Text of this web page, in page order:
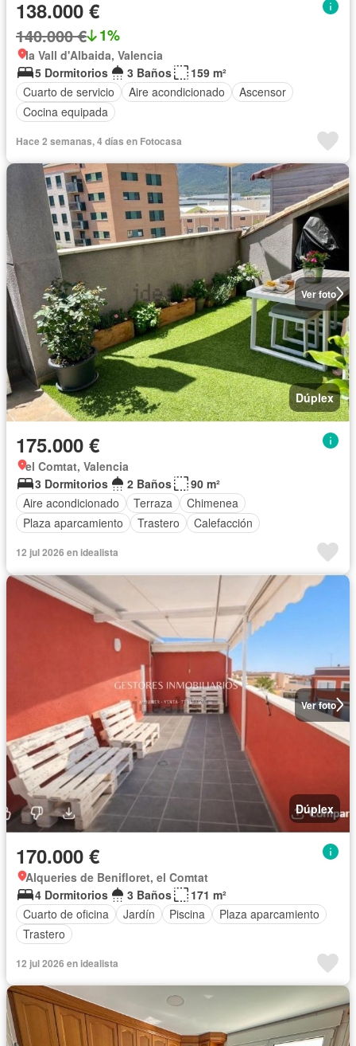
138.000 €
140.000 € 1%
la Vall d'Albaida, Valencia
5 Dormitorios
3 Baños
159 m²
Cuarto de servicio
Aire acondicionado
Ascensor
Cocina equipada
Hace 2 semanas, 4 días en Fotocasa
Ver foto
Dúplex
175.000 €
el Comtat, Valencia
3 Dormitorios
2 Baños
90 m²
Aire acondicionado
Terraza
Chimenea
Plaza aparcamiento
Trastero Calefacción
12 jul 2026 en idealista
Ver foto
Dúplex
170.000 €
Alqueries de Benifloret, el Comtat
4 Dormitorios
3 Baños
171 m²
Cuarto de oficina
Jardín Piscina
Plaza aparcamiento
Trastero
12 jul 2026 en idealista